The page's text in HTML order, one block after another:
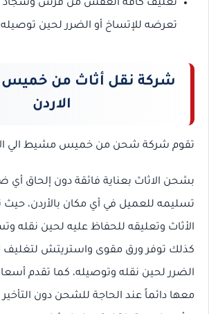
تغليف كافة العفش من فرش وسجاد
تعرضه للإتساخ أو الضرر لحين
شركة نقل أثاث من
الاردن
تقوم شركة شحن من خميس مشيط الي
بشحن الاثاث بعناية فائقة دون إلحاق أي
تسليمه للعميل في أي مكان بالأردن،
الأثاث وتعليقه للحفاظ عليه لحين نقله
كذلك توفر ورق مقوى واستريتش لتغليف
الضرر لحين نقله وتوصيله، كما تقدم
معها دائماً عند الحاجة للشحن دون